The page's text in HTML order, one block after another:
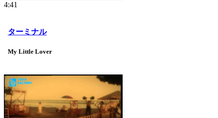
4:41
ターミナル
My Little Lover